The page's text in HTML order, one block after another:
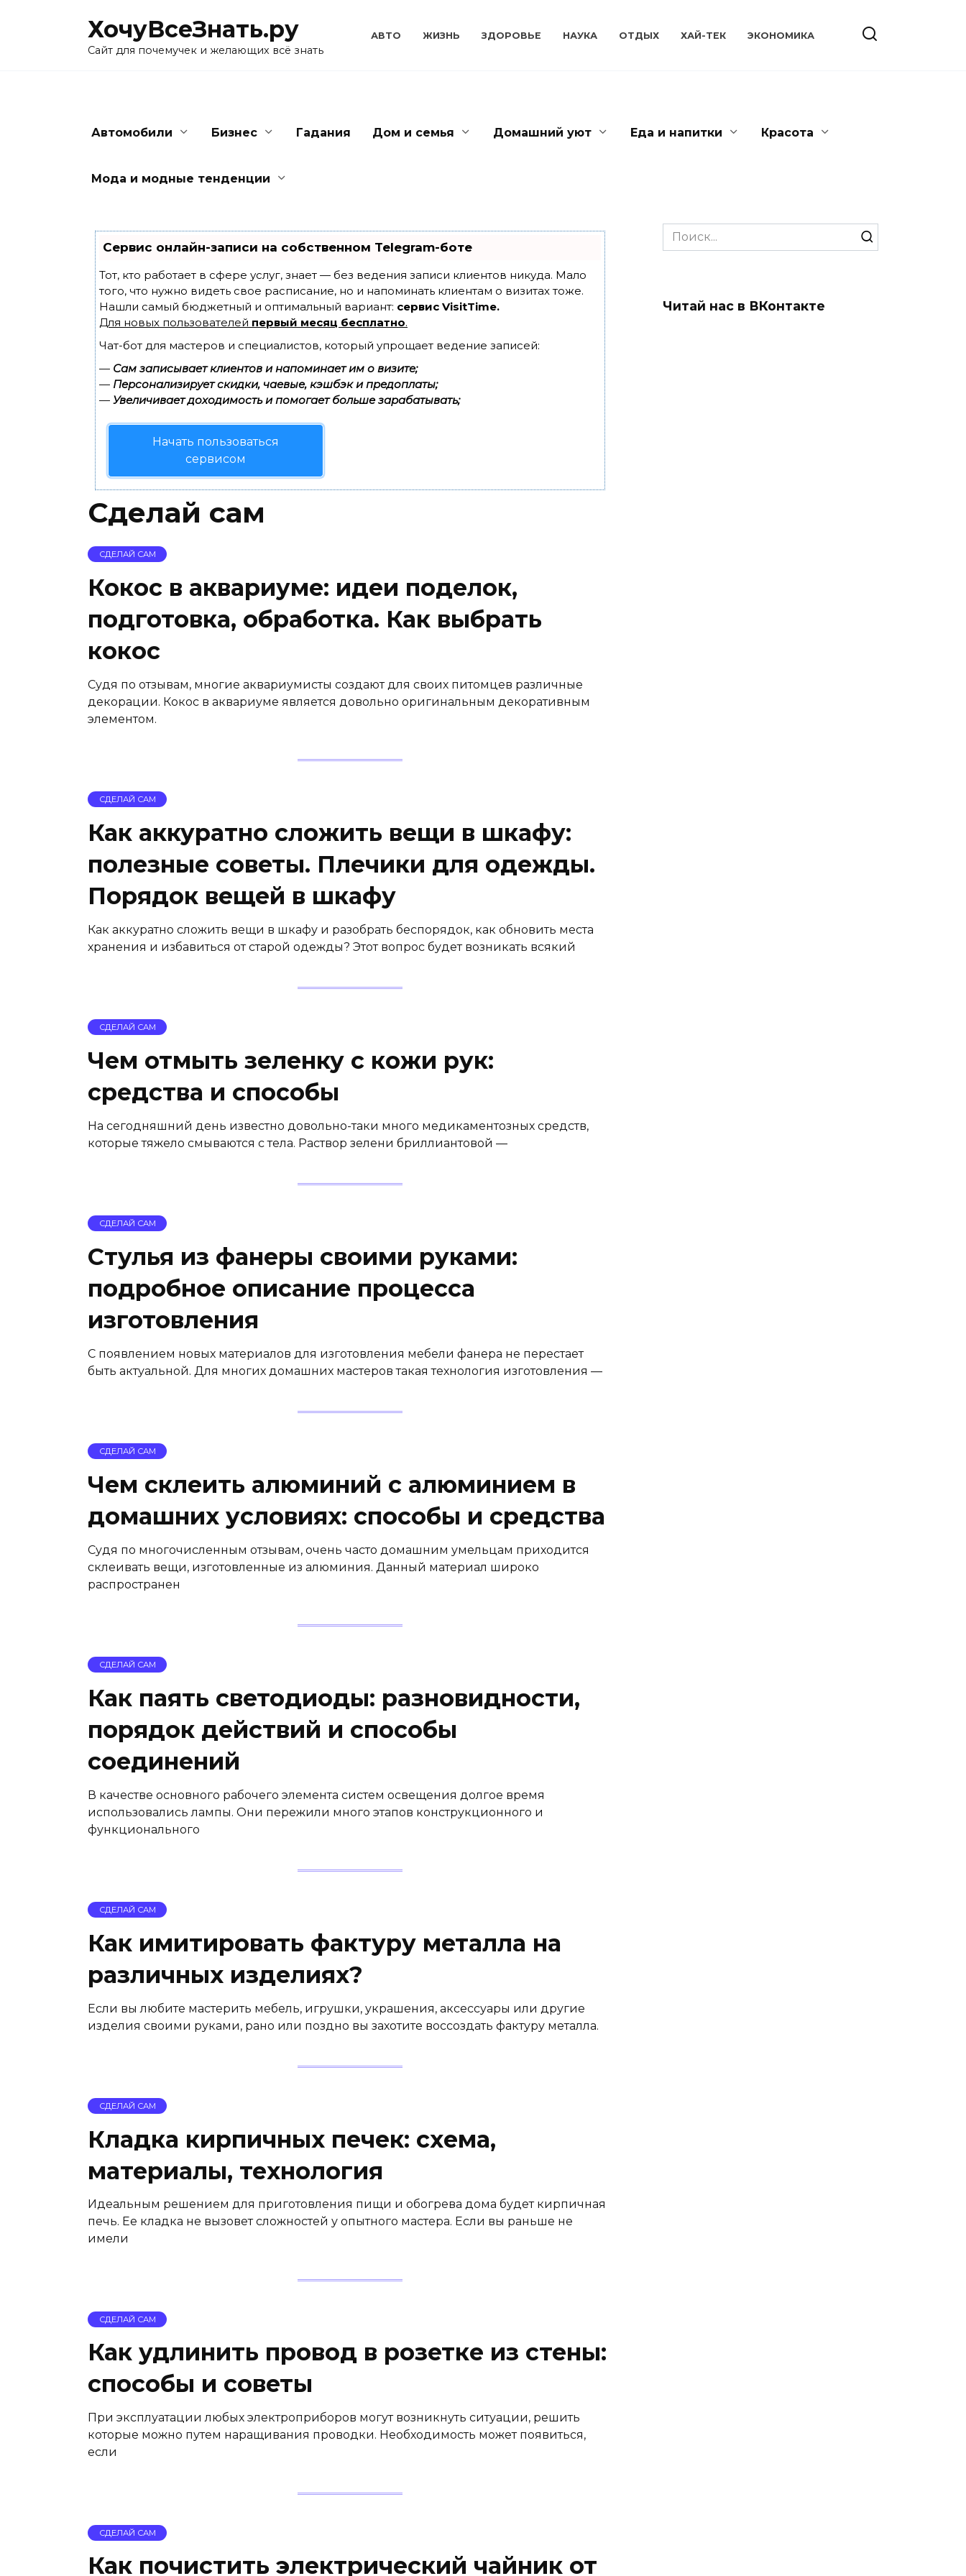
ХочуВсеЗнать.ру
Сайт для почемучек и желающих всё знать
АВТО ЖИЗНЬ ЗДОРОВЬЕ НАУКА ОТДЫХ ХАЙ-ТЕК ЭКОНОМИКА
Автомобили Бизнес Гадания Дом и семья Домашний уют Еда и напитки Красота
Мода и модные тенденции
Сервис онлайн-записи на собственном Telegram-боте
Тот, кто работает в сфере услуг, знает — без ведения записи клиентов никуда. Мало
того, что нужно видеть свое расписание, но и напоминать клиентам о визитах тоже.
Нашли самый бюджетный и оптимальный вариант: сервис VisitTime.
Для новых пользователей первый месяц бесплатно.
Чат-бот для мастеров и специалистов, который упрощает ведение записей:
— Сам записывает клиентов и напоминает им о визите;
— Персонализирует скидки, чаевые, кэшбэк и предоплаты;
— Увеличивает доходимость и помогает больше зарабатывать;
Начать пользоваться
сервисом
Сделай сам
СДЕЛАЙ САМ
Кокос в аквариуме: идеи поделок,
подготовка, обработка. Как выбрать
кокос
Судя по отзывам, многие аквариумисты создают для своих питомцев различные
декорации. Кокос в аквариуме является довольно оригинальным декоративным
элементом.
СДЕЛАЙ САМ
Как аккуратно сложить вещи в шкафу:
полезные советы. Плечики для одежды.
Порядок вещей в шкафу
Как аккуратно сложить вещи в шкафу и разобрать беспорядок, как обновить места
хранения и избавиться от старой одежды? Этот вопрос будет возникать всякий
СДЕЛАЙ САМ
Чем отмыть зеленку с кожи рук:
средства и способы
На сегодняшний день известно довольно-таки много медикаментозных средств,
которые тяжело смываются с тела. Раствор зелени бриллиантовой —
СДЕЛАЙ САМ
Стулья из фанеры своими руками:
подробное описание процесса
изготовления
С появлением новых материалов для изготовления мебели фанера не перестает
быть актуальной. Для многих домашних мастеров такая технология изготовления —
СДЕЛАЙ САМ
Чем склеить алюминий с алюминием в
домашних условиях: способы и средства
Судя по многочисленным отзывам, очень часто домашним умельцам приходится
склеивать вещи, изготовленные из алюминия. Данный материал широко
распространен
СДЕЛАЙ САМ
Как паять светодиоды: разновидности,
порядок действий и способы
соединений
В качестве основного рабочего элемента систем освещения долгое время
использовались лампы. Они пережили много этапов конструкционного и
функционального
СДЕЛАЙ САМ
Как имитировать фактуру металла на
различных изделиях?
Если вы любите мастерить мебель, игрушки, украшения, аксессуары или другие
изделия своими руками, рано или поздно вы захотите воссоздать фактуру металла.
СДЕЛАЙ САМ
Кладка кирпичных печек: схема,
материалы, технология
Идеальным решением для приготовления пищи и обогрева дома будет кирпичная
печь. Ее кладка не вызовет сложностей у опытного мастера. Если вы раньше не
имели
СДЕЛАЙ САМ
Как удлинить провод в розетке из стены:
способы и советы
При эксплуатации любых электроприборов могут возникнуть ситуации, решить
которые можно путем наращивания проводки. Необходимость может появиться,
если
СДЕЛАЙ САМ
Как почистить электрический чайник от
Search
for:
Читай нас в ВКонтакте